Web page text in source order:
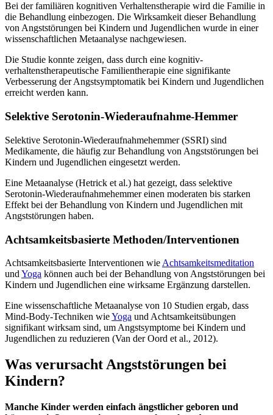
Bei der familiären kognitiven Verhaltenstherapie wird die Familie in
die Behandlung einbezogen. Die Wirksamkeit dieser Behandlung
von Angststörungen bei Kindern und Jugendlichen wurde in einer
wissenschaftlichen Metaanalyse nachgewiesen.
Die Studie konnte zeigen, dass durch eine kognitiv-
verhaltenstherapeutische Familientherapie eine signifikante
Verbesserung der Angstsymptomatik bei Kindern und Jugendlichen
erreicht werden kann.
Selektive Serotonin-Wiederaufnahme-Hemmer
Selektive Serotonin-Wiederaufnahmehemmer (SSRI) sind
Medikamente, die häufig zur Behandlung von Angststörungen bei
Kindern und Jugendlichen eingesetzt werden.
Eine Metaanalyse (Hetrick et al.) hat gezeigt, dass selektive
Serotonin-Wiederaufnahmehemmer einen moderaten bis starken
Effekt bei der Behandlung von Kindern und Jugendlichen mit
Angststörungen haben.
Achtsamkeitsbasierte Methoden/Interventionen
Achtsamkeitsbasierte Interventionen wie Achtsamkeitsmeditation
und Yoga können auch bei der Behandlung von Angststörungen bei
Kindern und Jugendlichen eine wirksame Ergänzung darstellen.
Eine wissenschaftliche Metaanalyse von 10 Studien ergab, dass
Mind-Body-Techniken wieYoga und Achtsamkeitsübungen
signifikant wirksam sind, um Angstsymptome bei Kindern und
Jugendlichen zu reduzieren (Van der Oord et al., 2012).
Was verursacht Angststörungen bei
Kindern?
Manche Kinder werden einfach ängstlicher geboren und